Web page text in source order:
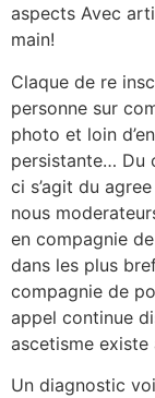
aspects Avec
main!
Claque de re
personne sur
photo et loin
persistante… Du
ci s’agit du
nous
en compagnie
dans les plus
compagnie de
appel continue
ascetisme
Un diagnostic